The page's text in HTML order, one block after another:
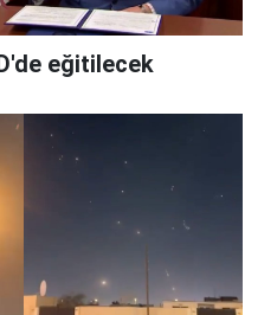
eğitilecek